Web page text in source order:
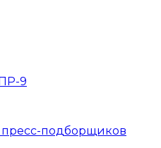
9
подборщиков